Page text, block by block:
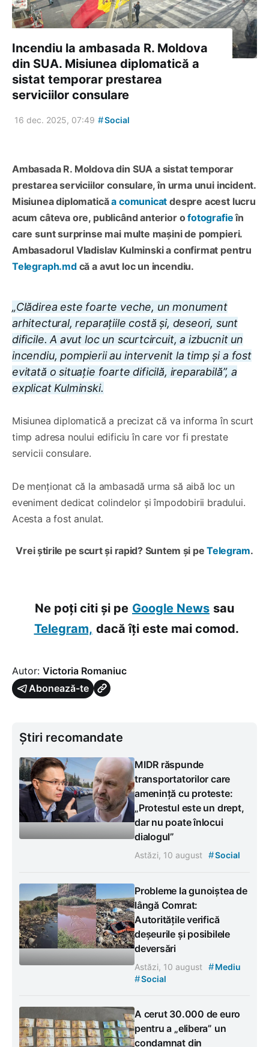
Incendiu la ambasada R. Moldova
din SUA. Misiunea diplomatică a
sistat temporar prestarea
serviciilor consulare
16 dec. 2025, 07:49 #Social
Ambasada R. Moldova din SUA a sistat temporar
prestarea serviciilor consulare, în urma unui incident.
Misiunea diplomaticăa comunicat despre acest lucru
acum câteva ore, publicând anterior ofotografieîn
care sunt surprinse mai multe mașini de pompieri.
Ambasadorul Vladislav Kulminski a confirmat pentru
Telegraph.md că a avut loc un incendiu.
„Clădirea este foarte veche, un monument
arhitectural, reparațiile costă și, deseori, sunt
dificile. A avut loc un scurtcircuit, a izbucnit un
incendiu, pompierii au intervenit la timp și a fost
evitată o situație foarte dificilă, ireparabilă”, a
explicat Kulminski.
Misiunea diplomatică a precizat că va informa în scurt
timp adresa noului edificiu în care vor fi prestate
servicii consulare.
De menționat că la ambasadă urma să aibă loc un
eveniment dedicat colindelor și împodobirii bradului.
Acesta a fost anulat.
Vrei știrile pe scurt și rapid? Suntem și peTelegram.
Ne poți citi și pe Google News sau
Telegram, dacă îți este mai comod.
Autor: Victoria Romaniuc
Abonează-te
Știri recomandate
MIDR răspunde
transportatorilor care
amenință cu proteste:
„Protestul este un drept,
dar nu poate înlocui
dialogul”
Astăzi, 10 august #Social
Probleme la gunoiștea de
lângă Comrat:
Autoritățile verifică
deșeurile și posibilele
deversări
Astăzi, 10 august #Mediu
#Social
A cerut 30.000 de euro
pentru a „elibera” un
condamnat din